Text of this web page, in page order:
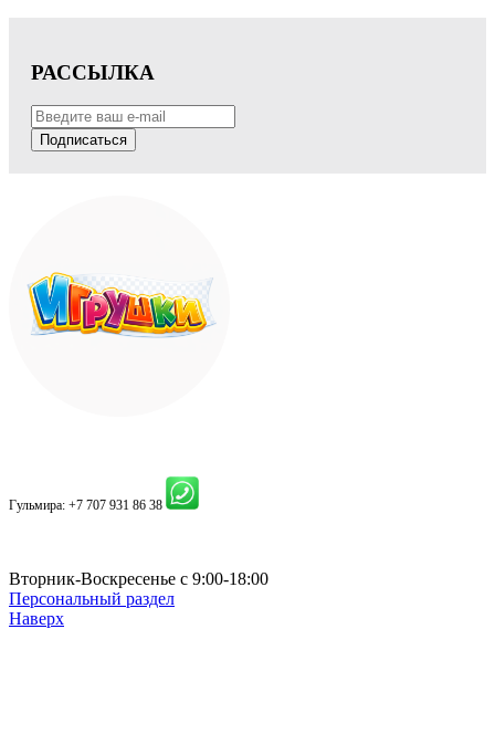
РАССЫЛКА
Подписаться
Гульмира: +7 707 931 86 38
Вторник-Воскресенье с 9:00-18:00
Персональный раздел
Наверх